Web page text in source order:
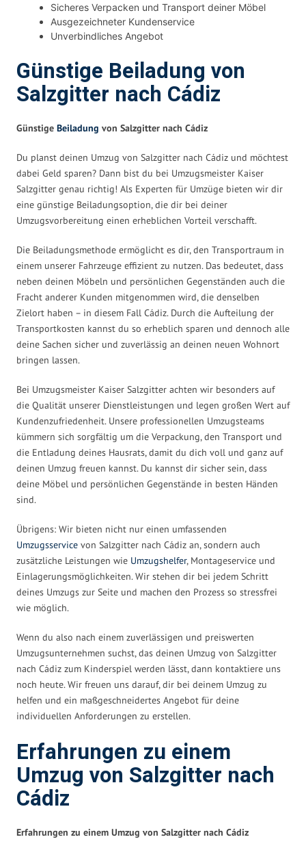
Sicheres Verpacken und Transport deiner Möbel
Ausgezeichneter Kundenservice
Unverbindliches Angebot
Günstige Beiladung von
Salzgitter nach Cádiz
Günstige Beiladung von Salzgitter nach Cádiz
Du planst deinen Umzug von Salzgitter nach Cádiz und möchtest
dabei Geld sparen? Dann bist du bei Umzugsmeister Kaiser
Salzgitter genau richtig! Als Experten für Umzüge bieten wir dir
eine günstige Beiladungsoption, die dir bei deiner
Umzugsvorbereitung einen erheblichen Vorteil verschafft.
Die Beiladungsmethode ermöglicht es dir, den Transportraum in
einem unserer Fahrzeuge effizient zu nutzen. Das bedeutet, dass
neben deinen Möbeln und persönlichen Gegenständen auch die
Fracht anderer Kunden mitgenommen wird, die denselben
Zielort haben – in diesem Fall Cádiz. Durch die Aufteilung der
Transportkosten kannst du so erheblich sparen und dennoch alle
deine Sachen sicher und zuverlässig an deinen neuen Wohnort
bringen lassen.
Bei Umzugsmeister Kaiser Salzgitter achten wir besonders auf
die Qualität unserer Dienstleistungen und legen großen Wert auf
Kundenzufriedenheit. Unsere professionellen Umzugsteams
kümmern sich sorgfältig um die Verpackung, den Transport und
die Entladung deines Hausrats, damit du dich voll und ganz auf
deinen Umzug freuen kannst. Du kannst dir sicher sein, dass
deine Möbel und persönlichen Gegenstände in besten Händen
sind.
Übrigens: Wir bieten nicht nur einen umfassenden
Umzugsservice von Salzgitter nach Cádiz an, sondern auch
zusätzliche Leistungen wie Umzugshelfer, Montageservice und
Einlagerungsmöglichkeiten. Wir stehen dir bei jedem Schritt
deines Umzugs zur Seite und machen den Prozess so stressfrei
wie möglich.
Wenn du also nach einem zuverlässigen und preiswerten
Umzugsunternehmen suchst, das deinen Umzug von Salzgitter
nach Cádiz zum Kinderspiel werden lässt, dann kontaktiere uns
noch heute. Wir freuen uns darauf, dir bei deinem Umzug zu
helfen und ein maßgeschneidertes Angebot für deine
individuellen Anforderungen zu erstellen.
Erfahrungen zu einem
Umzug von Salzgitter nach
Cádiz
Erfahrungen zu einem Umzug von Salzgitter nach Cádiz